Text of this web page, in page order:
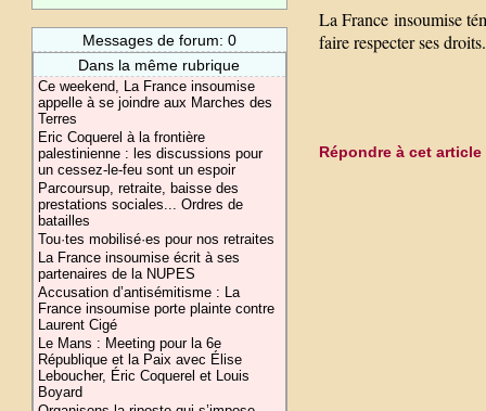
Messages de forum: 0
Dans la même rubrique
Ce weekend, La France insoumise
appelle à se joindre aux Marches des
Terres
Eric Coquerel à la frontière
palestinienne : les discussions pour
un cessez-le-feu sont un espoir
Parcoursup, retraite, baisse des
prestations sociales... Ordres de
batailles
Tou·tes mobilisé·es pour nos retraites
La France insoumise écrit à ses
partenaires de la NUPES
Accusation d’antisémitisme : La
France insoumise porte plainte contre
Laurent Cigé
Le Mans : Meeting pour la 6e
République et la Paix avec Élise
Leboucher, Éric Coquerel et Louis
Boyard
La France insoumise
faire respecter ses droits.
Répondre à cet article